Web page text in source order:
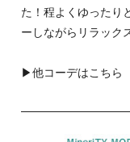
た！程よくゆったり
ーしながらリラック
▶他コーデはこちら